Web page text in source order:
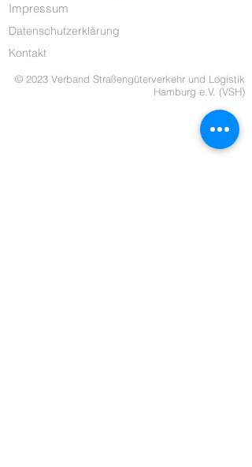
Impressum
Datenschutzerklärung
Kontakt
© 2023 Verband Straßengüterverkehr und Logistik
Hamburg e.V. (VSH)